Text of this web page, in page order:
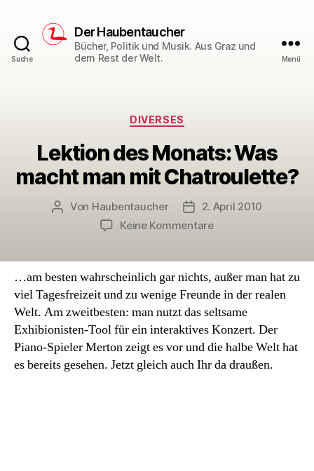
Suche
Der Haubentaucher
Bücher, Politik und Musik. Aus Graz und
dem Rest der Welt.
Menü
Kategorien
DIVERSES
Lektion des Monats: Was
macht man mit Chatroulette?
Beitragsautor
Von Haubentaucher Veröffentlichungsdatum
2. April 2010
Keine Kommentarezu
Monats:
macht
man
mit
Chatroulette?
…am besten wahrscheinlich gar nichts, außer man hat zu
viel Tagesfreizeit und zu wenige Freunde in der realen
Welt. Am zweitbesten: man nutzt das seltsame
Exhibionisten-Tool für ein interaktives Konzert. Der
Piano-Spieler Merton zeigt es vor und die halbe Welt hat
es bereits gesehen. Jetzt gleich auch Ihr da draußen.